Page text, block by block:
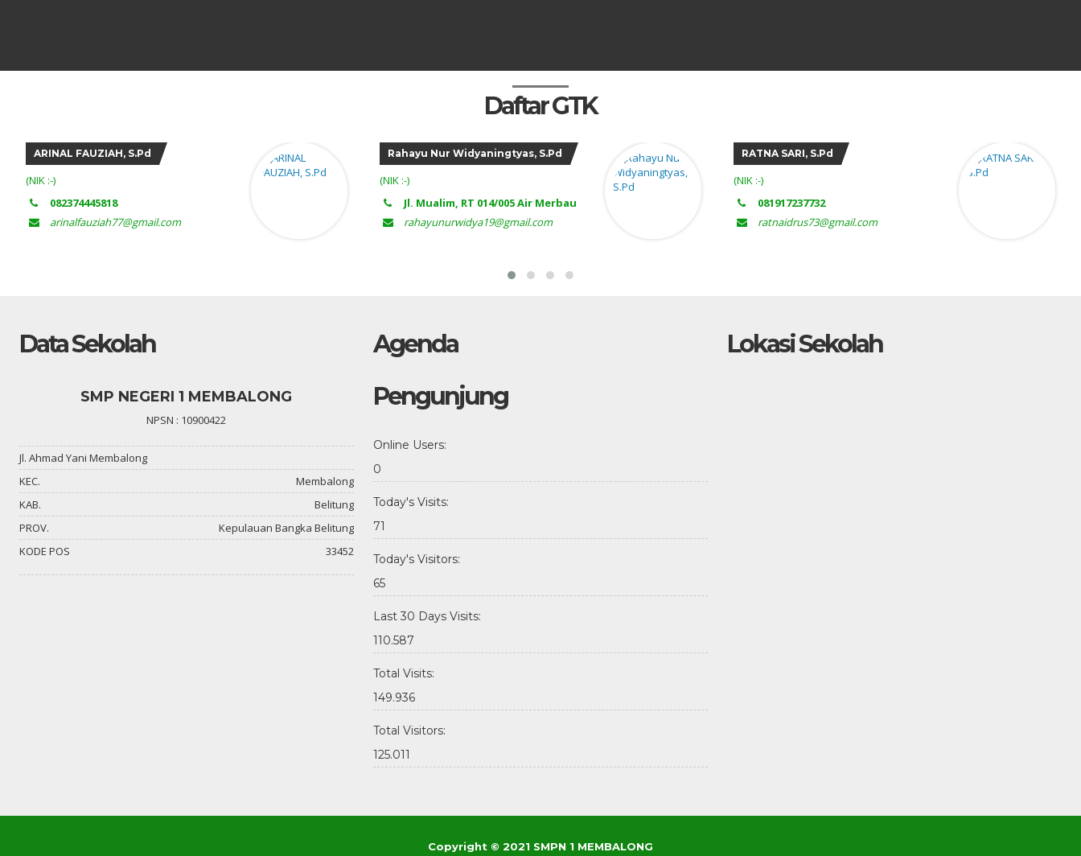
Daftar GTK
Rahayu Nur Widyaningtyas, S.Pd
Jl. Mualim, RT 014/005 Air Merbau
rahayunurwidya19@gmail.com
RATNA SARI, S.Pd
081917237732
ratnaidrus73@gmail.com
Kus Ariyanti, S.Pd.T
081949370044
arikus1502@gmail.com
Data Sekolah
SMP NEGERI 1 MEMBALONG
NPSN : 10900422
Jl. Ahmad Yani Membalong
KEC.
Membalong
KAB.
Belitung
PROV.
Kepulauan Bangka Belitung
KODE POS
33452
Agenda
Pengunjung
Online Users:
0
Today's Visits:
71
Today's Visitors:
65
Last 30 Days Visits:
110.587
Total Visits:
149.936
Total Visitors:
125.011
Lokasi Sekolah
Copyright © 2021 SMPN 1 MEMBALONG